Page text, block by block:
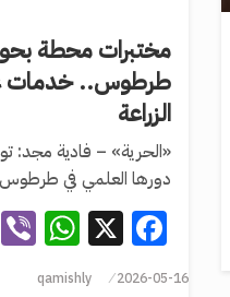
مختبرات محطة
طرطوس.. خدمات
الزراعة
«الحرية» – فادية
دورها العلمي في
X
2026-05-16
qamishly